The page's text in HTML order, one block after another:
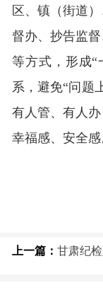
区、镇（街道
督办、抄告监
等方式，形成“
系，避免“问题
有人管、有人
幸福感、安全感
上一篇： 甘肃纪